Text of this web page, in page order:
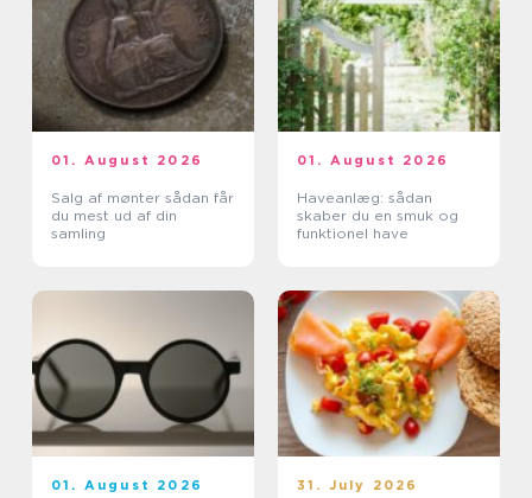
01. August 2026
Salg af mønter sådan får
du mest ud af din
samling
01. August 2026
Haveanlæg: sådan
skaber du en smuk og
funktionel have
01. August 2026 31. July 2026